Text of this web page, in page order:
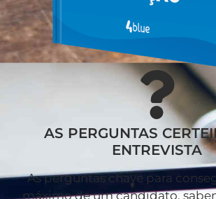
AS PERGUNTAS
ENTREVISTA
As perguntas chave para
máximo de um candidato,